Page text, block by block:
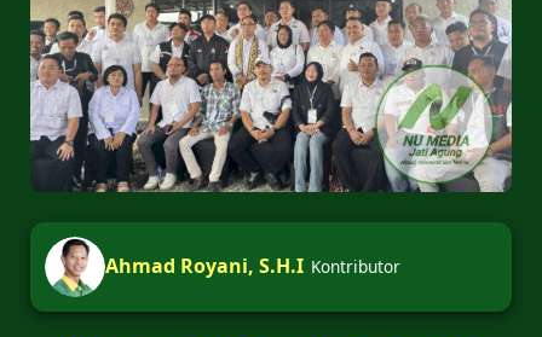
Ahmad Royani, S.H.I Kontributor